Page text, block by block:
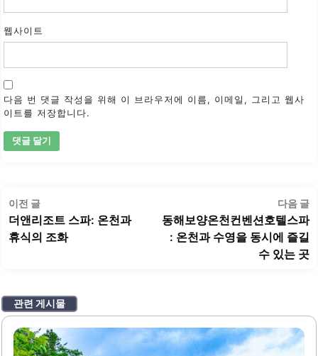
웹사이트
다음 번 댓글 작성을 위해 이 브라우저에 이름, 이메일, 그리고 웹사
이트를 저장합니다.
글
탐
색
이전 글이
전
글:
더앤리조트 스파: 온천과
휴식의 조화
다음 글
동해보양온천컨벤션호텔스파
: 온천과 수영을 동시에 즐길
수 있는 곳
관련 게시물